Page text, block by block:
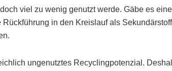
viel zu wenig genutzt werde. Gäbe es
in den Kreislauf als
ungenutztes Recyclingpotenzial.